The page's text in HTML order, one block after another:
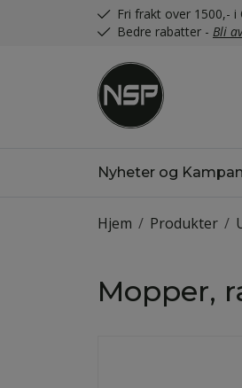
Fri frakt over 1500,-
Bedre rabatter - Bli
Nyheter og
/
Hjem /
Produkter
Mopper,